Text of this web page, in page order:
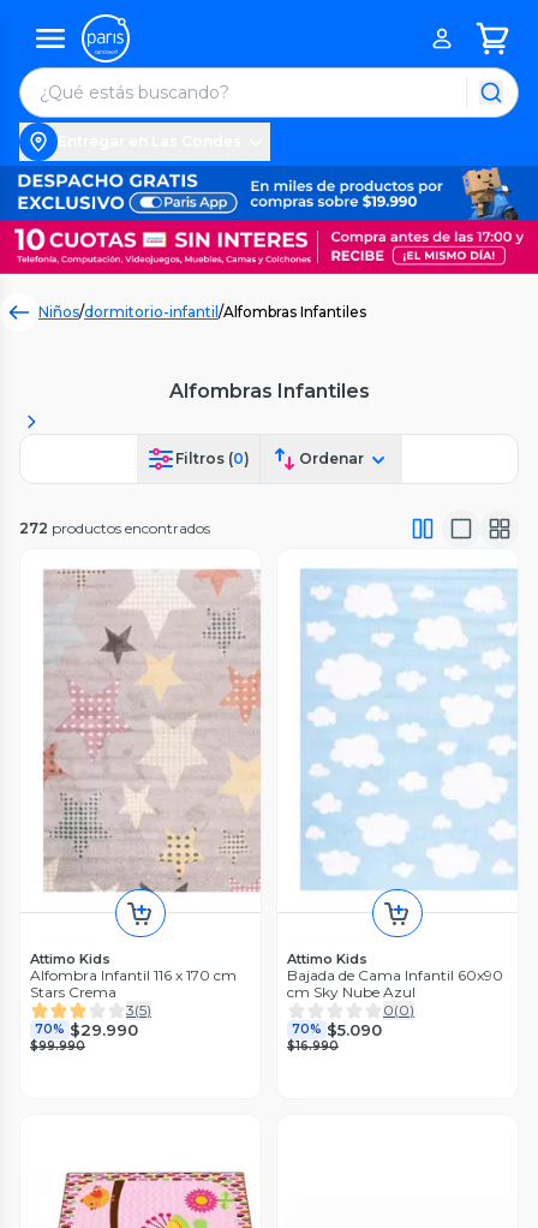
Niños/dormitorio-infantil/Alfombras Infantiles
Alfombras Infantiles
Filtros (0) Ordenar
272 productos encontrados
Attimo Kids
Alfombra Infantil 116 x 170 cm
Stars Crema
3(5)
70% $29.990
$99.990
Attimo Kids
Bajada de Cama Infantil 60x90
cm Sky Nube Azul
0(0)
70% $5.090
$16.990